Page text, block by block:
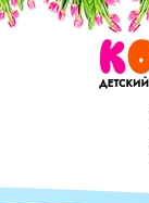
Skip
to